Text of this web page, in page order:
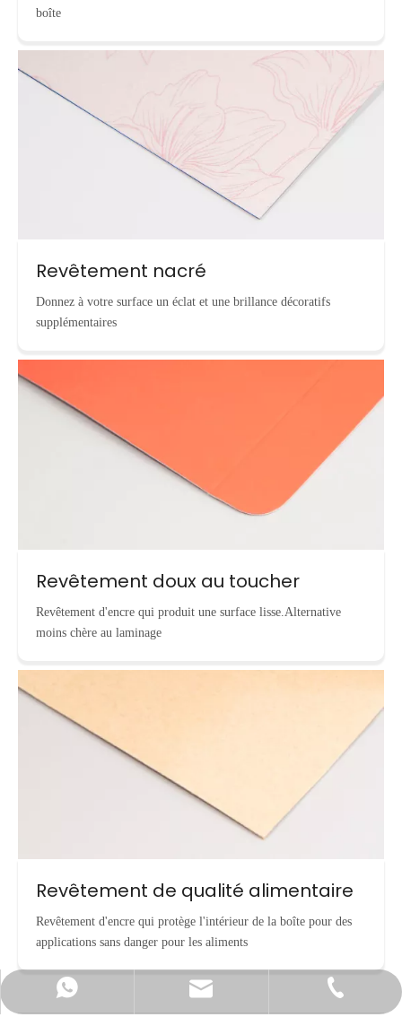
boîte
Revêtement nacré
Donnez à votre surface un éclat et une brillance décoratifs
supplémentaires
Revêtement doux au toucher
Revêtement d'encre qui produit une surface lisse.Alternative
moins chère au laminage
Revêtement de qualité alimentaire
Revêtement d'encre qui protège l'intérieur de la boîte pour des
applications sans danger pour les aliments
Contacter par WhatsApp
info@cnecopackaging.com
+86-15221732206